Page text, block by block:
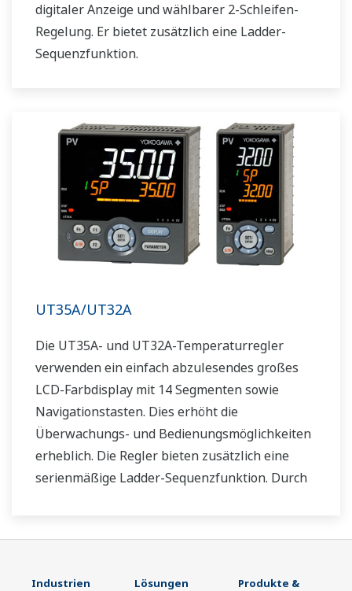
digitaler Anzeige und wählbarer 2-Schleifen-
Regelung. Er bietet zusätzlich eine Ladder-
Sequenzfunktion.
UT35A/UT32A
Die UT35A- und UT32A-Temperaturregler
verwenden ein einfach abzulesendes großes
LCD-Farbdisplay mit 14 Segmenten sowie
Navigationstasten. Dies erhöht die
Überwachungs- und Bedienungsmöglichkeiten
erheblich. Die Regler bieten zusätzlich eine
serienmäßige Ladder-Sequenzfunktion. Durch
unterstützen die UT35A/UT32A-
Industrien Lösungen Produkte &